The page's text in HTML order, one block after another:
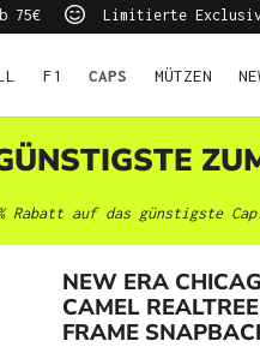
75€ Limitierte
F1 CAPS MÜTZEN
Rabatt auf das günstigste
NEW ERA
CAMEL
FRAME